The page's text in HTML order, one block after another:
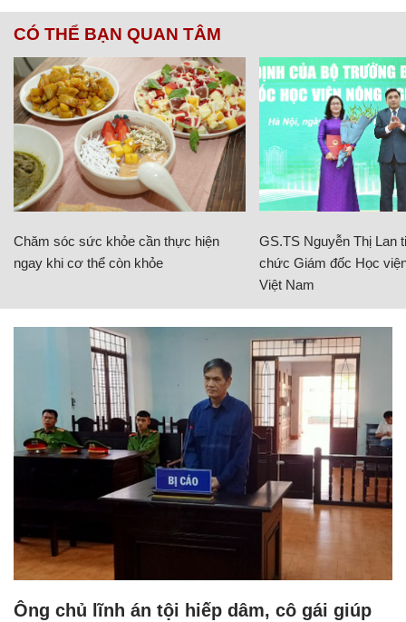
CÓ THỂ BẠN QUAN TÂM
Chăm sóc sức khỏe cần thực hiện
ngay khi cơ thể còn khỏe
GS.TS Nguyễn Thị Lan
chức Giám đốc Học
Việt Nam
Ông chủ lĩnh án tội hiếp dâm, cô gái giúp